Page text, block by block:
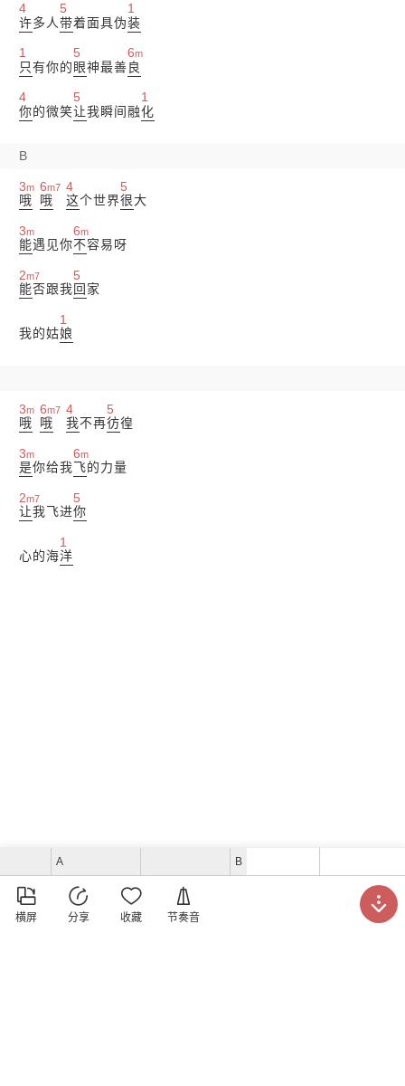
4
许多人
5
带着面具伪
1
装
1
只有你的
5
眼神最善
6m
良
4
你的微笑
5
让我瞬间融
1
化
B
3m
哦
6m7
哦
4
这个世界
5
很大
3m
能遇见你
6m
不容易呀
2m7
能否跟我
5
回 家
我的姑
1
娘
3m
哦
6m7
哦
4
我不再
5
彷徨
3m
是你给我
6m
飞的力量
2m7
让我飞进
5
你
心的海
1
洋
A B

横屏

分享

收藏

节奏音
